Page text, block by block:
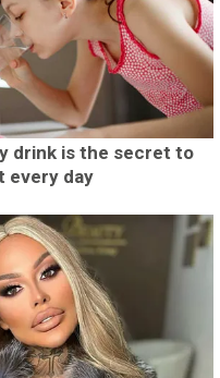
drink is the secret to
every day